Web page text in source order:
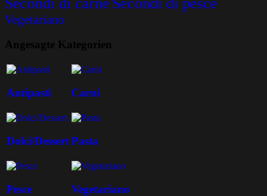
Vegetariano
Angesagte Kategorien
Antipasti Carni
Dolci/DessertPasta
Pesce Vegetariano